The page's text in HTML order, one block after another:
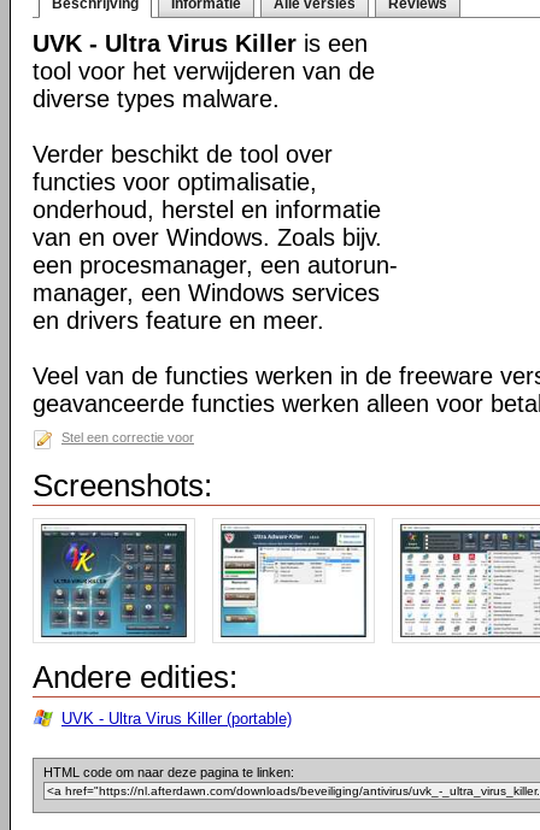
Beschrijving Informatie Alle versies Reviews
UVK - Ultra Virus Killer is een
tool voor het verwijderen van de
diverse types malware.
Verder beschikt de tool over
functies voor optimalisatie,
onderhoud, herstel en informatie
van en over Windows. Zoals bijv.
een procesmanager, een autorun-
manager, een Windows services
en drivers feature en meer.
Veel van de functies werken in de freeware
geavanceerde functies werken alleen voor
Stel een correctie voor
Screenshots:
Andere edities:
UVK - Ultra Virus Killer (portable)
HTML code om naar deze pagina te linken: